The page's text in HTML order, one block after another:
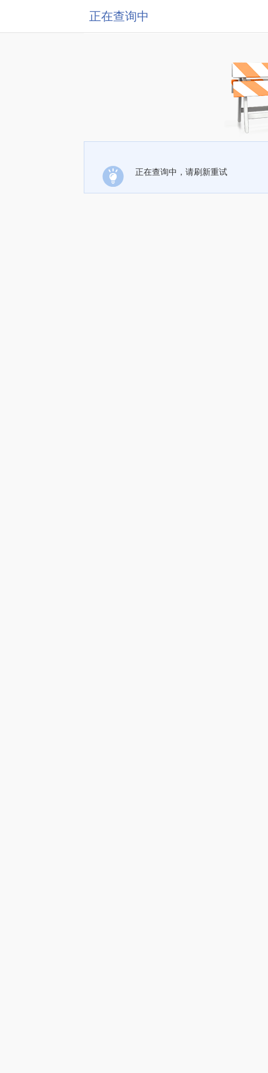
正在查询中
正在查询中，请刷新重试